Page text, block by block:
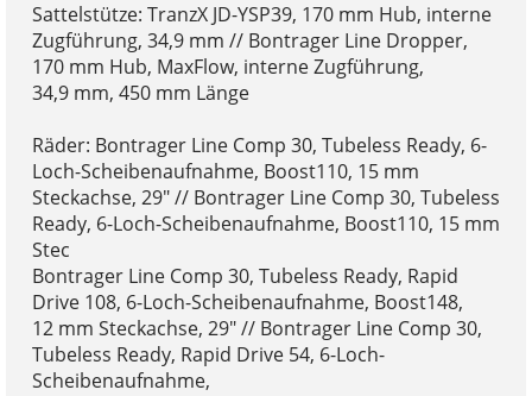
Sattelstütze: TranzX JD-YSP39, 170 mm Hub, interne
Zugführung, 34,9 mm // Bontrager Line Dropper,
170 mm Hub, MaxFlow, interne Zugführung,
34,9 mm, 450 mm Länge
Räder: Bontrager Line Comp 30, Tubeless Ready, 6-
Loch-Scheibenaufnahme, Boost110, 15 mm
Steckachse, 29" // Bontrager Line Comp 30, Tubeless
Ready, 6-Loch-Scheibenaufnahme, Boost110, 15 mm
Stec
Bontrager Line Comp 30, Tubeless Ready, Rapid
Drive 108, 6-Loch-Scheibenaufnahme, Boost148,
12 mm Steckachse, 29" // Bontrager Line Comp 30,
Tubeless Ready, Rapid Drive 54, 6-Loch-
Scheibenaufnahme,